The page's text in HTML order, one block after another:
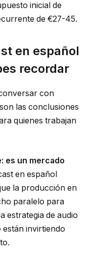
inicial de
de €27-45.
en español
recordar
con
las conclusiones
quienes trabajan
es un mercado
en español
la producción en
paralelo para
estrategia de audio
invirtiendo